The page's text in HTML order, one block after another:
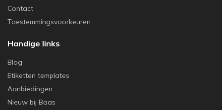
Contact
Toestemmingsvoorkeuren
Handige links
Blog
Etiketten templates
Aanbiedingen
Nieuw bij Baas